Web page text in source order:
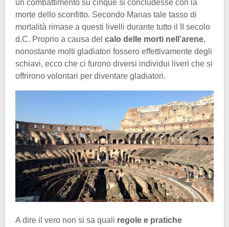
un combattimento su cinque si concludesse con la
morte dello sconfitto. Secondo Manas tale tasso di
mortalità rimase a questi livelli durante tutto il II secolo
d.C. Proprio a causa del calo delle morti nell’arene,
nonostante molti gladiatori fossero effettivamente degli
schiavi, ecco che ci furono diversi individui liveri che si
offrirono volontari per diventare gladiatori.
A dire il vero non si sa quali regole e pratiche